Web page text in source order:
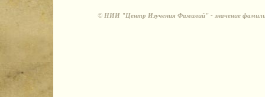
© НИИ "Центр Изучения Фамилий" - значение